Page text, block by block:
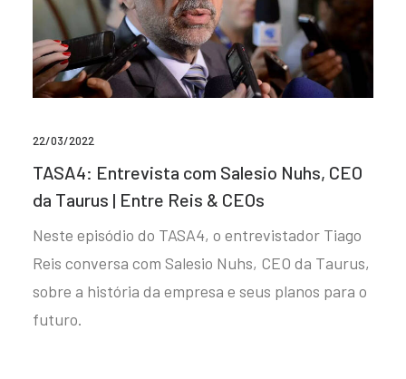
22/03/2022
TASA4: Entrevista com Salesio Nuhs, CEO
da Taurus | Entre Reis & CEOs
Neste episódio do TASA4, o entrevistador Tiago
Reis conversa com Salesio Nuhs, CEO da Taurus,
sobre a história da empresa e seus planos para o
futuro.